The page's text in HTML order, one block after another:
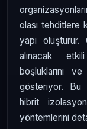
olası tehditlere
yapı oluşturur.
alınacak
boşluklarını
gösteriyor. Bu
hibrit
yöntemlerini